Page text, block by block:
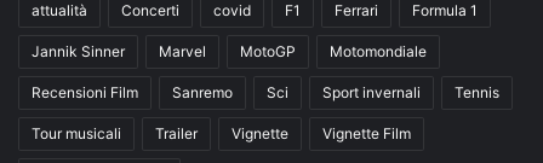
attualità Concerti covid F1 Ferrari Formula 1
Jannik Sinner Marvel MotoGP Motomondiale
Recensioni Film Sanremo Sci Sport invernali Tennis
Tour musicali Trailer Vignette Vignette Film